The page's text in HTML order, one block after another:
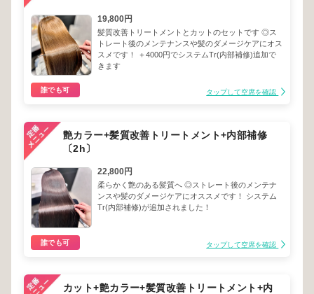
19,800円
髪質改善トリートメントとカットのセットです ◎ス
トレート後のメンテナンスや髪のダメージケアにオス
スメです！ ＋4000円でシステムTr(内部補修)追加で
きます
誰でも可 タップして空席を確認
艶カラー+髪質改善トリートメント+内部補修
〔2h〕
22,800円
柔らかく艶のある髪質へ ◎ストレート後のメンテナ
ンスや髪のダメージケアにオススメです！ システム
Tr(内部補修)が追加されました！
誰でも可 タップして空席を確認
カット+艶カラー+髪質改善トリートメント+内